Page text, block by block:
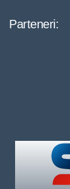
Parteneri: